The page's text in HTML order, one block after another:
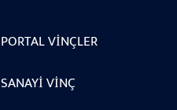
PORTAL VINÇLER
SANAYI VINÇ